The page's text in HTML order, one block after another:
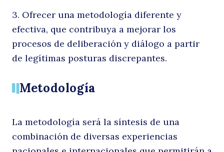
3. Ofrecer una metodología diferente y
efectiva, que contribuya a mejorar los
procesos de deliberación y diálogo a partir
de legítimas posturas discrepantes.
Metodología
La metodología será la síntesis de una
combinación de diversas experiencias